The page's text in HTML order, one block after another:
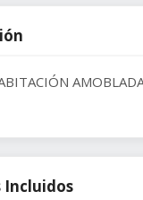
Incluidos